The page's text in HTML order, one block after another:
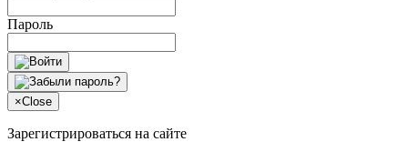
Пароль
×Close
Зарегистрироваться на сайте